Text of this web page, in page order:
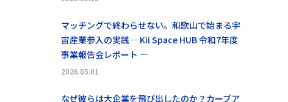
マッチングで終わらせない。和歌山で始まる宇
宙産業参入の実践― Kii Space HUB 令和7年度
事業報告会レポート ―
2026.05.01
なぜ彼らは大企業を飛び出したのか？カーブア